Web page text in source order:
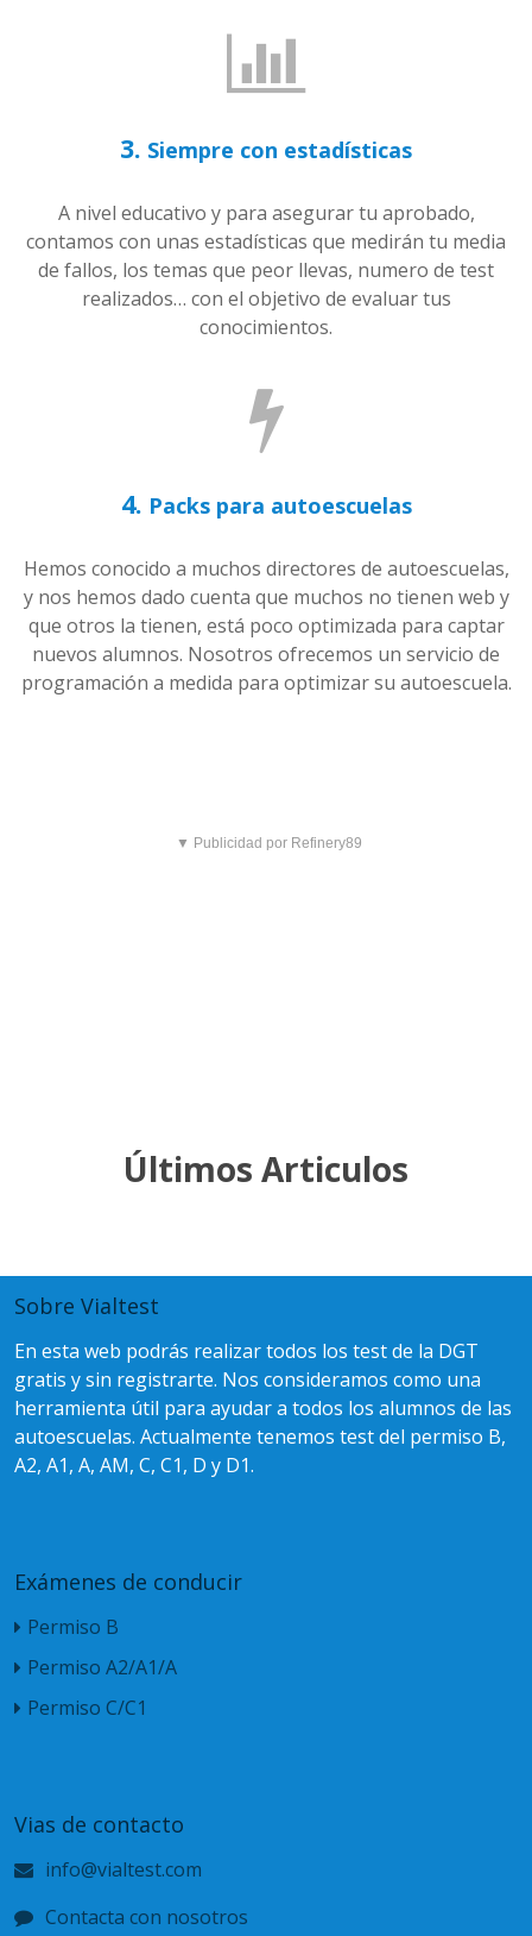
3. Siempre con estadísticas
A nivel educativo y para asegurar tu aprobado,
contamos con unas estadísticas que medirán tu media
de fallos, los temas que peor llevas, numero de test
realizados… con el objetivo de evaluar tus
conocimientos.
4. Packs para autoescuelas
Hemos conocido a muchos directores de autoescuelas,
y nos hemos dado cuenta que muchos no tienen web y
que otros la tienen, está poco optimizada para captar
nuevos alumnos. Nosotros ofrecemos un servicio de
programación a medida para optimizar su autoescuela.
▼ Publicidad por Refinery89
Últimos Articulos
Sobre Vialtest
En esta web podrás realizar todos los test de la DGT
gratis y sin registrarte. Nos consideramos como una
herramienta útil para ayudar a todos los alumnos de las
autoescuelas. Actualmente tenemos test del permiso B,
A2, A1, A, AM, C, C1, D y D1.
Exámenes de conducir
Permiso B
Permiso A2/A1/A
Permiso C/C1
Vias de contacto
info@vialtest.com
Contacta con nosotros